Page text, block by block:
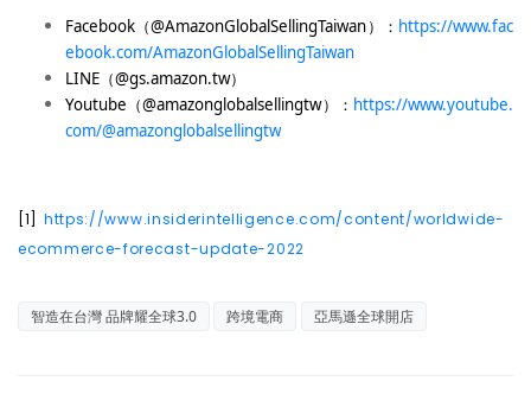
Facebook （@AmazonGlobalSellingTaiwan）： https://www.fac
ebook.com/AmazonGlobalSellingTaiwan
LINE （@gs.amazon.tw）
Youtube （@amazonglobalsellingtw）： https://www.youtube.
com/@amazonglobalsellingtw
[1]
https://www.insiderintelligence.com/content/worldwide-
ecommerce-forecast-update-2022
智造在台灣 品牌耀全球3.0 跨境電商 亞馬遜全球開店